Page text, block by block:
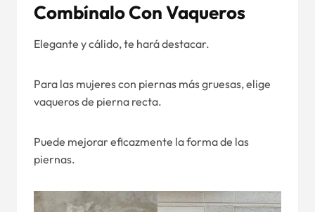
Combínalo Con Vaqueros
Elegante y cálido, te hará destacar.
Para las mujeres con piernas más gruesas, elige
vaqueros de pierna recta.
Puede mejorar eficazmente la forma de las
piernas.